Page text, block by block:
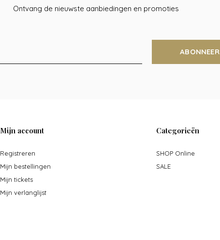
Ontvang de nieuwste aanbiedingen en promoties
ABONNEER
Mijn account
Registreren
Mijn bestellingen
Mijn tickets
Mijn verlanglijst
Categorieën
SHOP Online
SALE